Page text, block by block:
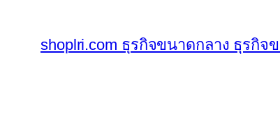
shoplri.com ธุรกิจขนาดกลาง ธุรกิจ